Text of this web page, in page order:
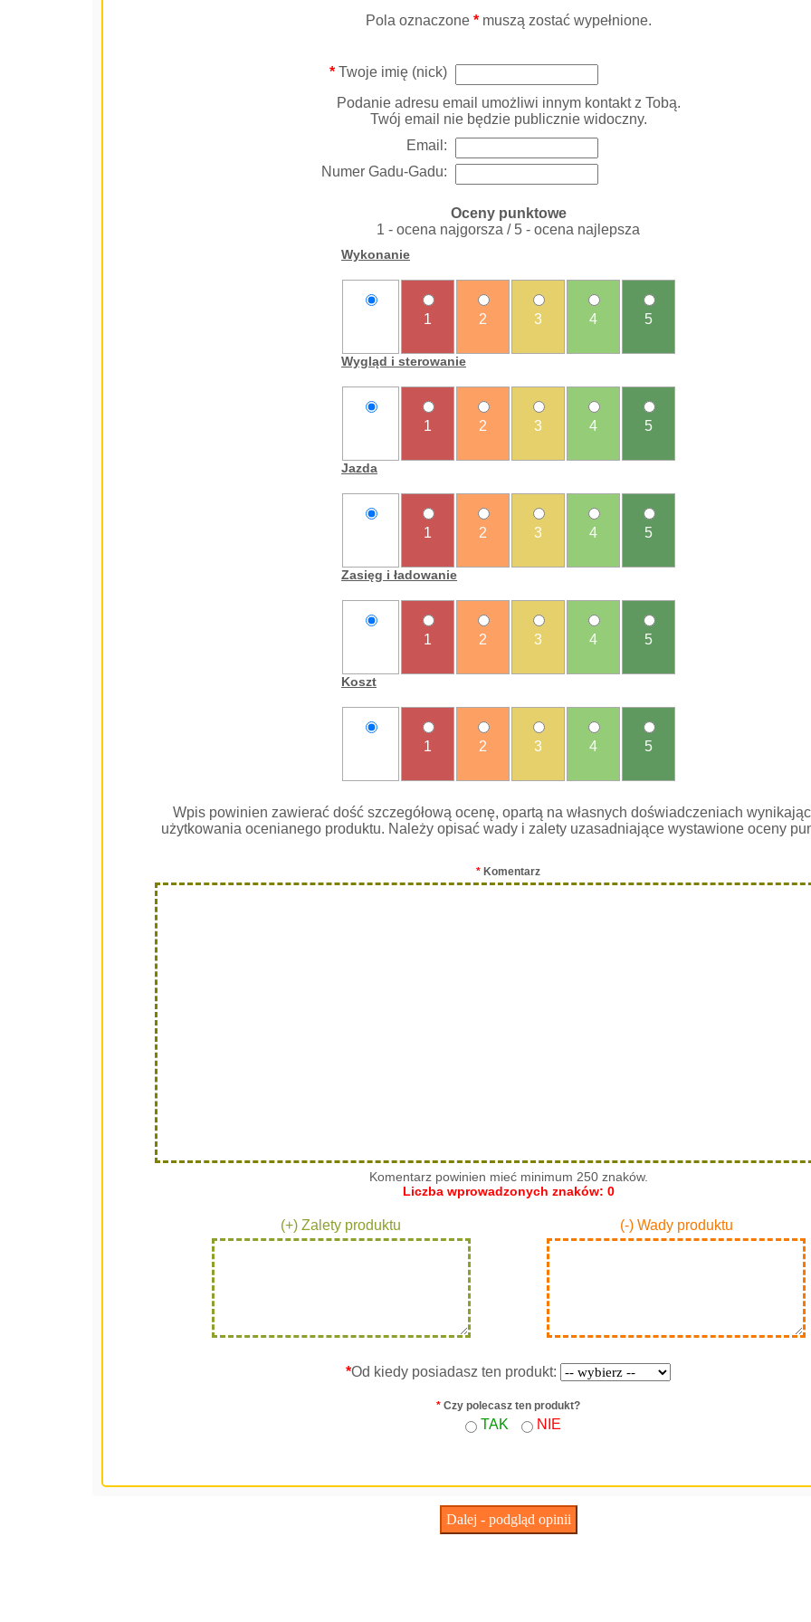
Pola oznaczone *muszą zostać wypełnione.
*Twoje imię (nick)
Podanie adresu email umożliwi innym kontakt z Tobą.
Twój email nie będzie publicznie widoczny.
Email:
Numer Gadu-Gadu:
Oceny punktowe
1 - ocena najgorsza / 5 - ocena najlepsza
Wykonanie
1 2 3 4 5
Wygląd i sterowanie
1 2 3 4 5
Jazda
1 2 3 4 5
Zasięg i ładowanie
1 2 3 4 5
Koszt
1 2 3 4 5
Wpis powinien zawierać dość szczegółową ocenę, opartą na własnych doświadczeniach
użytkowania ocenianego produktu. Należy opisać wady i zalety uzasadniające wystawione oceny
* Komentarz
Komentarz powinien mieć minimum 250 znaków.
Liczba wprowadzonych znaków: 0
(+) Zalety produktu (-) Wady produktu
*Od kiedy posiadasz ten produkt:
* Czy polecasz ten produkt?
TAK NIE